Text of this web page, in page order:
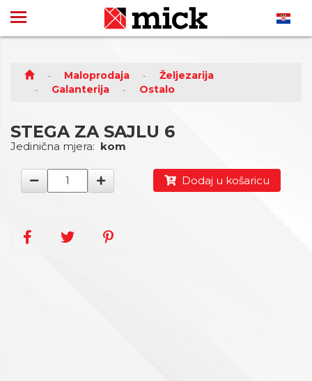
Maloprodaja
Željezarija
Galanterija
Ostalo
STEGA ZA SAJLU 6
Jedinična mjera: kom
Dodaj u košaricu